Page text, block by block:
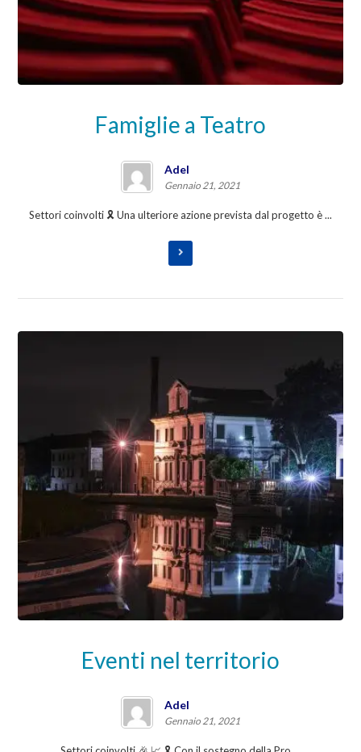
Famiglie a Teatro
Adel
Gennaio 21, 2021
Settori coinvolti 🎗️ Una ulteriore azione prevista dal progetto è ...
Eventi nel territorio
Adel
Gennaio 21, 2021